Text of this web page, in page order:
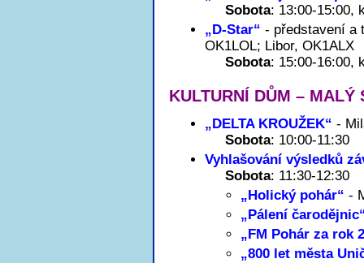
Sobota: 13:00-15:00,
„D-Star“ - představení a
OK1LOL; Libor, OK1ALX
Sobota: 15:00-16:00,
KULTURNÍ DŮM – MALÝ
„DELTA KROUŽEK“ -
Sobota: 10:00-11:30
Vyhlašování výsledků
Sobota: 11:30-12:30
„Holický pohár“ -
„Pálení
„FM Pohár za rok
„800 let města